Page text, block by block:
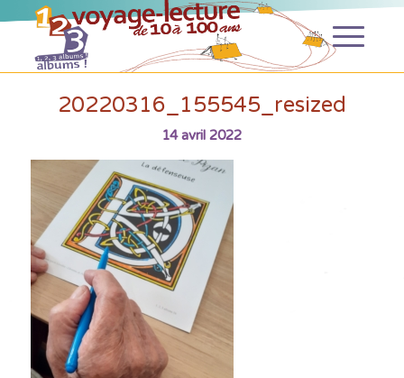
20220316_155545_resized
14 avril 2022